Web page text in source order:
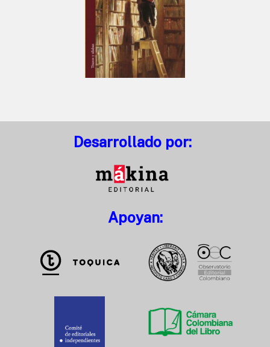
Desarrollado por:
Apoyan: